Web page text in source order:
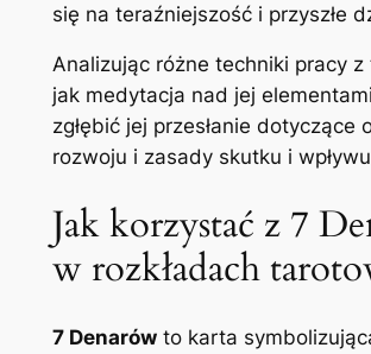
się na teraźniejszość i przyszłe
Analizując różne techniki pracy
jak medytacja nad jej
zgłębić jej przesłanie dotyczące
rozwoju i zasady skutku i
Jak korzystać z 7
w rozkładach
7 Denarówto karta